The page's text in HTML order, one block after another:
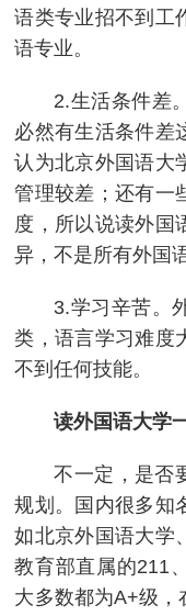
语类专业招不到工
语专业。
2.生活条件差
必然有生活条件差
认为北京外国语大
管理较差；还有一
度，所以说读外国
异，不是所有外国
3.学习辛苦。
类，语言学习难度
不到任何技能。
读外国语大学
不一定，是否
规划。国内很多知
如北京外国语大学
教育部直属的211
大多数都为A+级，